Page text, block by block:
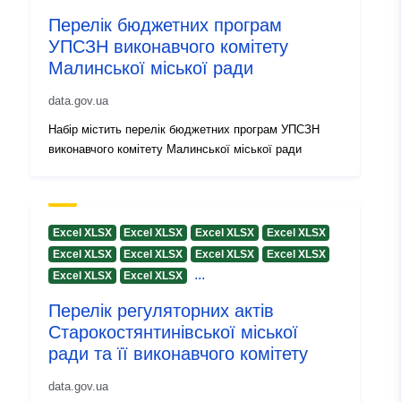
Перелік бюджетних програм
УПСЗН виконавчого комітету
Малинської міської ради
data.gov.ua
Набір містить перелік бюджетних програм УПСЗН
виконавчого комітету Малинської міської ради
Excel XLSX Excel XLSX Excel XLSX
Excel XLSX
Excel XLSX
Excel XLSX Excel XLSX
Excel XLSX
Excel XLSX
Excel XLSX ...
Перелік регуляторних актів
Старокостянтинівської міської
ради та її виконавчого комітету
data.gov.ua